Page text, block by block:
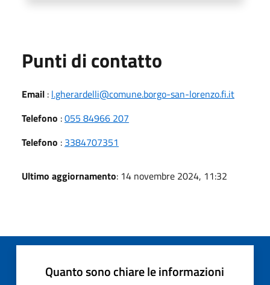
Punti di contatto
Email : l.gherardelli@comune.borgo-san-lorenzo.fi.it
Telefono :055 84966 207
Telefono : 3384707351
Ultimo aggiornamento: 14 novembre 2024, 11:32
Quanto sono chiare le informazioni